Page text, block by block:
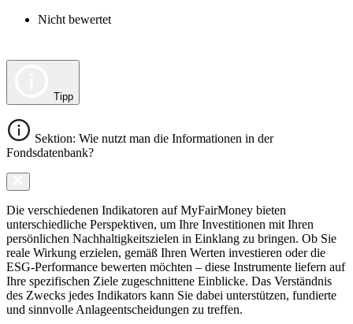
Nicht bewertet
Tipp
Sektion: Wie nutzt man die Informationen in der
Fondsdatenbank?
Die verschiedenen Indikatoren auf MyFairMoney bieten
unterschiedliche Perspektiven, um Ihre Investitionen mit Ihren
persönlichen Nachhaltigkeitszielen in Einklang zu bringen. Ob Sie
reale Wirkung erzielen, gemäß Ihren Werten investieren oder die
ESG-Performance bewerten möchten – diese Instrumente liefern auf
Ihre spezifischen Ziele zugeschnittene Einblicke. Das Verständnis
des Zwecks jedes Indikators kann Sie dabei unterstützen, fundierte
und sinnvolle Anlageentscheidungen zu treffen.